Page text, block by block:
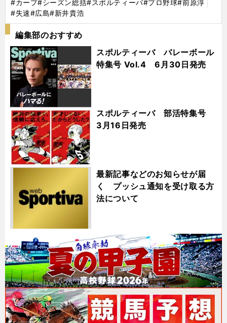
#カープ#シーズン総括#スポルティーバ#プロ野球#前原淳
#失速#広島#新井貴浩
編集部のおすすめ
スポルティーバ バレーボール
特集号 Vol.4 6月30日発売
スポルティーバ 部活特集号
3月16日発売
最新記事などのお知らせが届
く プッシュ通知を受け取る方
法について